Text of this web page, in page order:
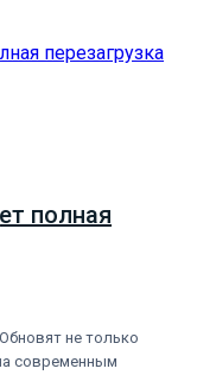
полная
не только
современным